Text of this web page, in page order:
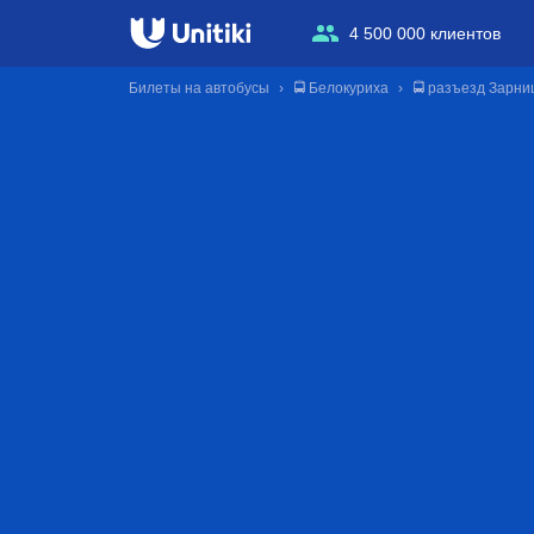
4 500 000 клиентов
Билеты на автобусы 🚍 Белокуриха 🚍 разъезд